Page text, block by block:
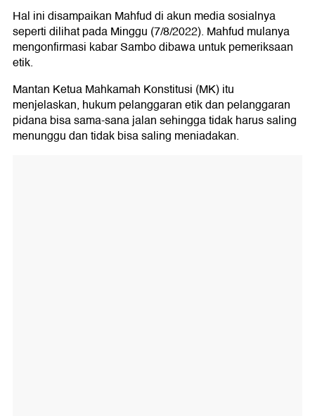
Hal ini disampaikan Mahfud di akun media sosialnya
seperti dilihat pada Minggu (7/8/2022). Mahfud mulanya
mengonfirmasi kabar Sambo dibawa untuk pemeriksaan
etik.
Mantan Ketua Mahkamah Konstitusi (MK) itu
menjelaskan, hukum pelanggaran etik dan pelanggaran
pidana bisa sama-sana jalan sehingga tidak harus saling
menunggu dan tidak bisa saling meniadakan.